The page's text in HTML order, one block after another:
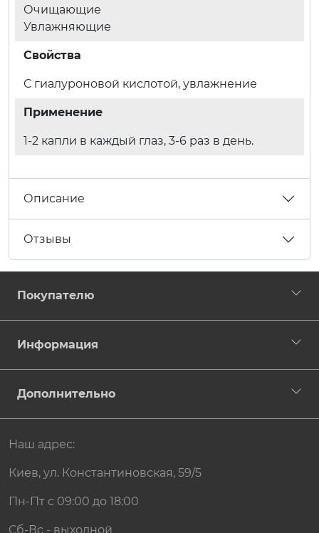
Очищающие
Увлажняющие
Свойства
С гиалуроновой кислотой, увлажнение
Применение
1-2 капли в каждый глаз, 3-6 раз в день.
Описание
Отзывы
Покупателю
Информация
Дополнительно
Наш адрес:
Киев, ул. Константиновская, 59/5
Пн-Пт с 09:00 до 18:00
Сб-Вс - выходной